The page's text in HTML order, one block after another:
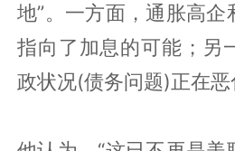
地”。一方面，通胀高
指向了加息的可能；另
政状况(债务问题)正在恶